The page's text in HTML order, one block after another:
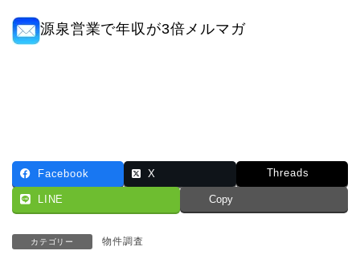
源泉営業で年収が3倍メルマガ
Facebook X Threads
LINE Copy
カテゴリー 物件調査